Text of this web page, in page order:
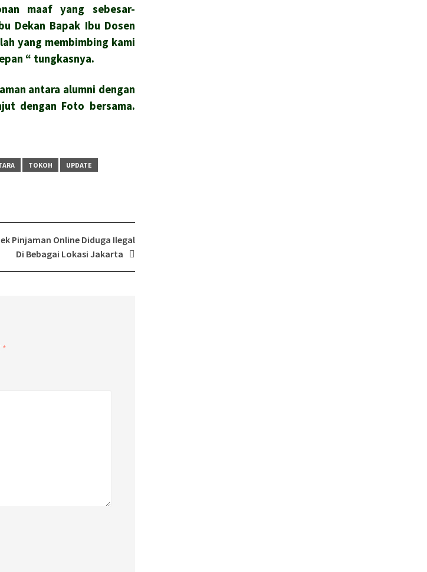
maaf yang sebesar-
Dekan Bapak Ibu Dosen
yang membimbing kami
“ tungkasnya.
antara alumni dengan
dengan Foto bersama.
TOKOH UPDATE
Pinjaman Online Diduga Ilegal
Di Bebagai Lokasi Jakarta
*